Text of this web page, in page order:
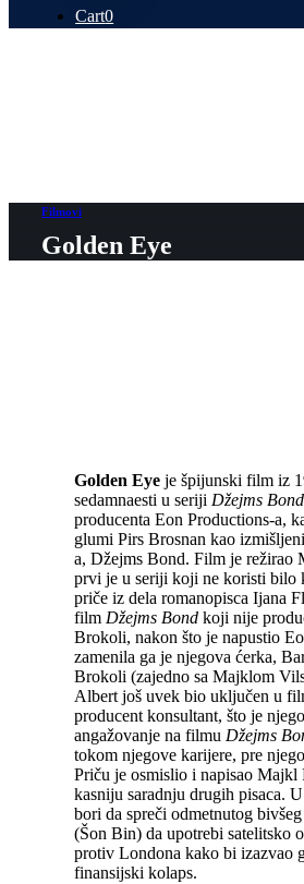
Cart0
Filmovi
Golden Eye
Golden Eyeje špijunski film iz
sedamnaesti u seriji Džejms Bond
producenta Eon Productions-a,
glumi Pirs Brosnan kao
a, Džejms Bond. Film je režirao
prvi je u seriji koji ne koristi bilo
priče iz dela romanopisca Ijana
film Džejms Bondkoji nije
Brokoli, nakon što je napustio
zamenila ga je njegova ćerka,
Brokoli (zajedno sa Majklom
Albert još uvek bio uključen u
producent konsultant, što je
angažovanje na filmu Džejms
tokom njegove karijere, pre
Priču je osmislio i napisao Majkl
kasniju saradnju drugih pisaca.
bori da spreči odmetnutog
(Šon Bin) da upotrebi satelitsko
protiv Londona kako bi izazvao
finansijski kolaps.